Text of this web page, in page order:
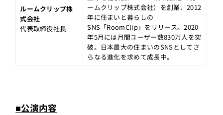
ルームクリップ株
式会社
代表取締役社長
ームクリップ株式会社）を創業、2012
年に住まいと暮らしの
SNS「RoomClip」をリリース。2020
年5月には月間ユーザー数830万人を突
破。日本最大の住まいのSNSとしてさ
らなる進化を求めて成長中。
■公演内容